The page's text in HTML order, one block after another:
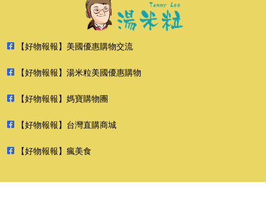
【好物報報】美國優惠購物交流
【好物報報】湯米粒美國優惠購物
【好物報報】媽寶購物團
【好物報報】台灣直購商城
【好物報報】瘋美食